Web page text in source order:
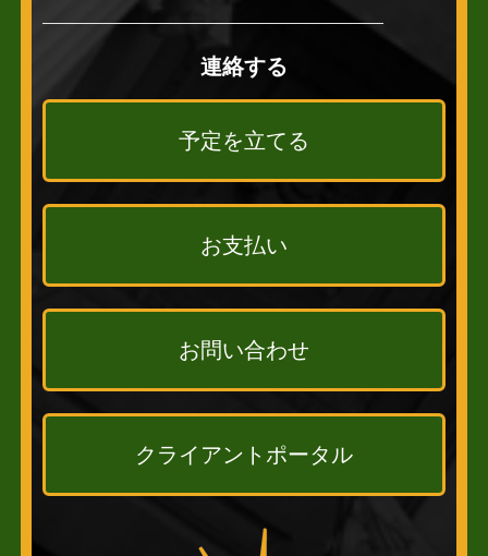
連絡する
予定を立てる
お支払い
お問い合わせ
クライアントポータル